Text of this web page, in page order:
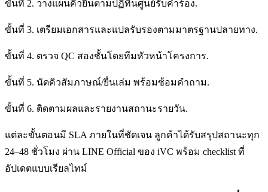
ขั้นที่ 2. วางแผนคิวยื่นตามปฏิทินศูนย์รับคำร้อง.
ขั้นที่ 3. เตรียมเอกสารและแปลรับรองตามมาตรฐานปลายทาง.
ขั้นที่ 4. ตรวจ QC สองชั้นโดยทีมหัวหน้าโครงการ.
ขั้นที่ 5. นัดคิวสัมภาษณ์/ยื่นเล่ม พร้อมซ้อมคำถาม.
ขั้นที่ 6. ติดตามผลและรายงานสถานะรายวัน.
แต่ละขั้นตอนมี SLA ภายในที่ชัดเจน ลูกค้าได้รับสรุปสถานะทุก
24–48 ชั่วโมง ผ่าน LINE Official ของ iVC พร้อม checklist ที่
อัปเดตแบบเรียลไทม์